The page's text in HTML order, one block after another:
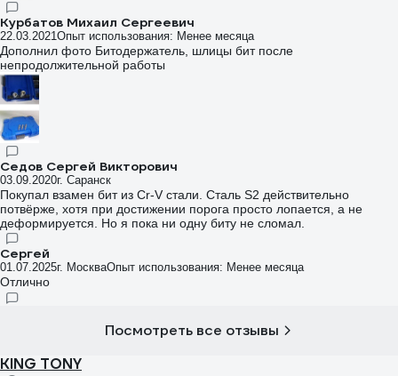
Курбатов Михаил Сергеевич
22.03.2021 Опыт использования: Менее месяца
Дополнил фото Битодержатель, шлицы бит после
непродолжительной работы
Седов Сергей Викторович
03.09.2020г. Саранск
Покупал взамен бит из Cr-V стали. Сталь S2 действительно
потвёрже, хотя при достижении порога просто лопается, а не
деформируется. Но я пока ни одну биту не сломал.
Сергей
01.07.2025г. МоскваОпыт использования: Менее месяца
Отлично
Посмотреть все отзывы
KING TONY